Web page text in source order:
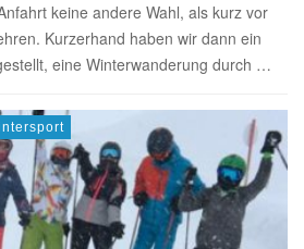
keine andere Wahl, als kurz vor
Kurzerhand haben wir dann ein
eine Winterwanderung durch …